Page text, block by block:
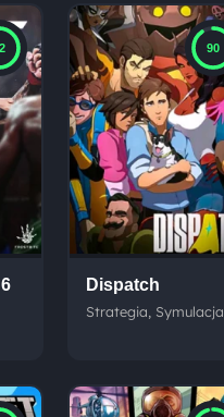
90
Dispatch
Strategia, Symulacja